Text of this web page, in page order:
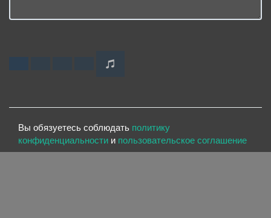
Вы обязуетесь соблюдать политику
конфиденциальности и пользовательское соглашение